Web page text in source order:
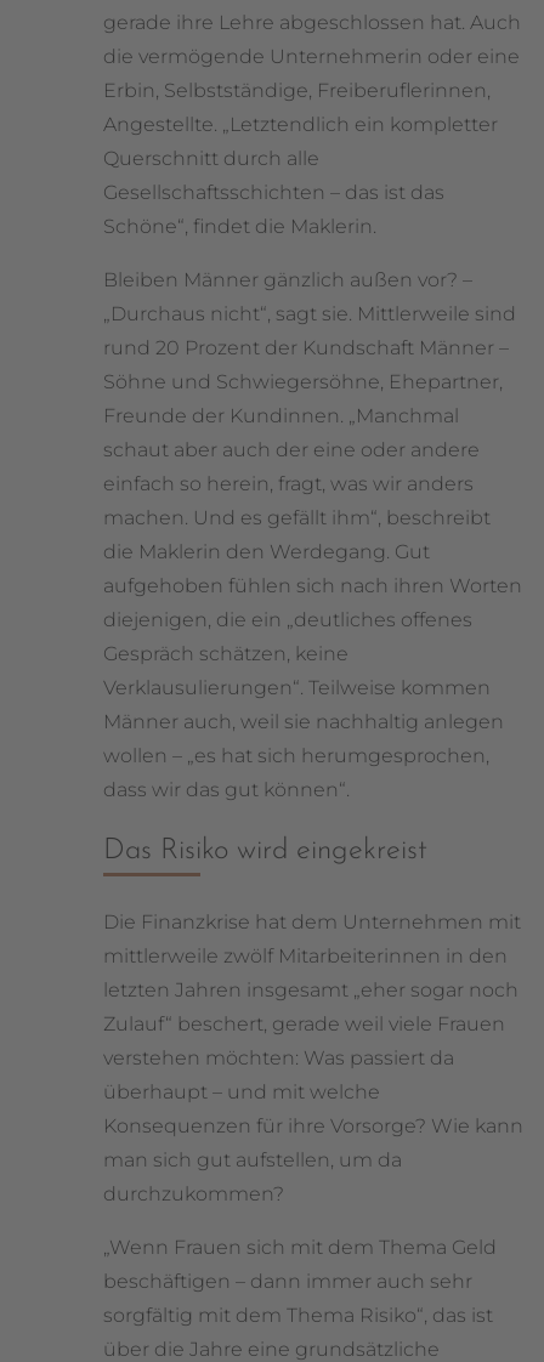
gerade ihre Lehre abgeschlossen hat. Auch
die vermögende Unternehmerin oder eine
Erbin, Selbstständige, Freiberuflerinnen,
Angestellte. „Letztendlich ein kompletter
Querschnitt durch alle
Gesellschaftsschichten – das ist das
Schöne“, findet die Maklerin.
Bleiben Männer gänzlich außen vor? –
„Durchaus nicht“, sagt sie. Mittlerweile sind
rund 20 Prozent der Kundschaft Männer –
Söhne und Schwiegersöhne, Ehepartner,
Freunde der Kundinnen. „Manchmal
schaut aber auch der eine oder andere
einfach so herein, fragt, was wir anders
machen. Und es gefällt ihm“, beschreibt
die Maklerin den Werdegang. Gut
aufgehoben fühlen sich nach ihren Worten
diejenigen, die ein „deutliches offenes
Gespräch schätzen, keine
Verklausulierungen“. Teilweise kommen
Männer auch, weil sie nachhaltig anlegen
wollen – „es hat sich herumgesprochen,
dass wir das gut können“.
Das Risiko wird eingekreist
Die Finanzkrise hat dem Unternehmen mit
mittlerweile zwölf Mitarbeiterinnen in den
letzten Jahren insgesamt „eher sogar noch
Zulauf“ beschert, gerade weil viele Frauen
verstehen möchten: Was passiert da
überhaupt – und mit welche
Konsequenzen für ihre Vorsorge? Wie kann
man sich gut aufstellen, um da
durchzukommen?
„Wenn Frauen sich mit dem Thema Geld
beschäftigen – dann immer auch sehr
sorgfältig mit dem Thema Risiko“, das ist
über die Jahre eine grundsätzliche